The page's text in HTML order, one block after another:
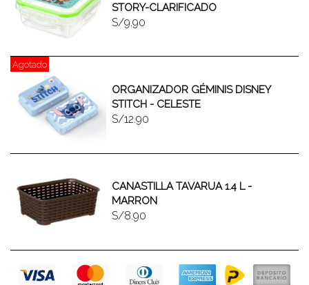
STORY-CLARIFICADO
S/9.90
Agotado
ORGANIZADOR GÉMINIS DISNEY
STITCH - CELESTE
S/12.90
CANASTILLA TAVARUA 1.4 L -
MARRON
S/8.90